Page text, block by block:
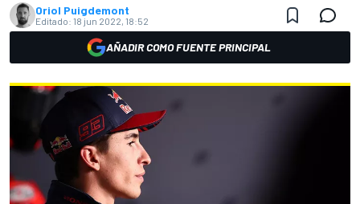
Oriol Puigdemont
Editado: 18 jun 2022, 18:52
AÑADIR COMO FUENTE PRINCIPAL